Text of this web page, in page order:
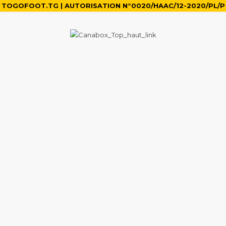
TOGOFOOT.TG | AUTORISATION N°0020/HAAC/12-2020/PL/P